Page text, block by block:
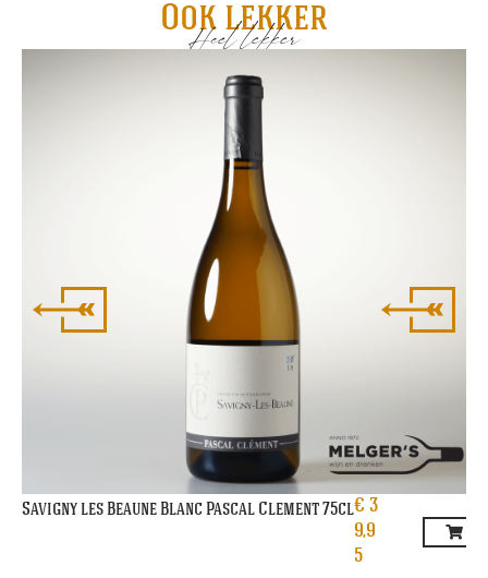
Ook lekker
Heel lekker
Savigny les Beaune Blanc Pascal Clement 75cl€ 3
9,9
5